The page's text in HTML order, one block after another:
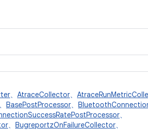
、 AtraceCollector、
、 BasePostProcessor、
、
、 BugreportzOnFailureCollector、